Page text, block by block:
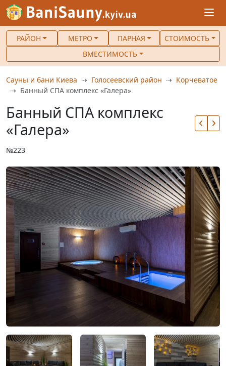
РАЙОН МЕТРО ПАРНАЯ
СТОИМОСТЬ
ВМЕСТИМОСТЬ
Сауны и бани Киева Голосеевский район
Корчеватое
Банный СПА комплекс «Галера»
Банный СПА комплекс
«Галера»
№223